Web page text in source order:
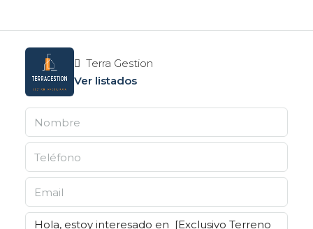
Terra Gestion
Ver listados